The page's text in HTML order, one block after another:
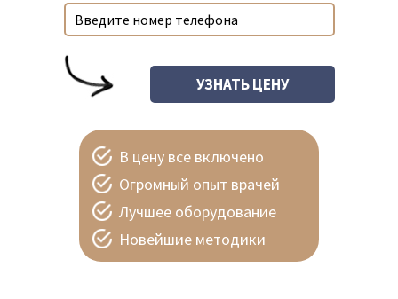
В цену все включено
Огромный опыт врачей
Лучшее оборудование
Новейшие методики